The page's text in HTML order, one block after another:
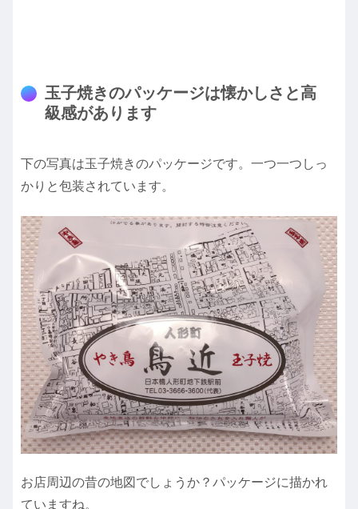
玉子焼きのパッケージは懐かしさと高
級感があります
下の写真は玉子焼きのパッケージです。一つ一つしっ
かりと包装されています。
お店周辺の昔の地図でしょうか？パッケージに描かれ
ていますね。